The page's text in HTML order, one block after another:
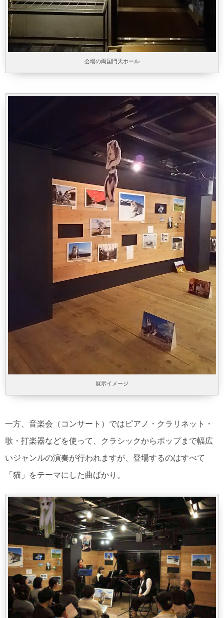
会場の両国門天ホール
展示イメージ
一方、音楽会（コンサート）ではピアノ・クラリネット・
歌・打楽器などを使って、クラシックからポップまで幅広
いジャンルの演奏が行われますが、登場するのはすべて
「猫」をテーマにした曲ばかり。